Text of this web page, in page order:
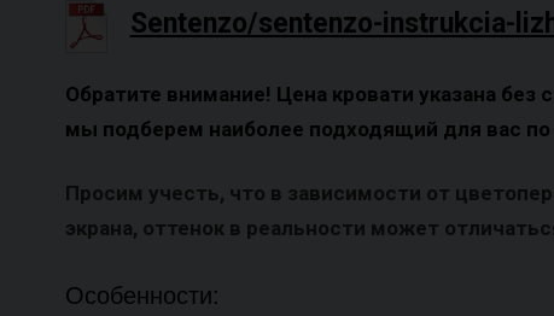
Sentenzo/sentenzo-instrukcia-
Обратите внимание! Цена кровати указана без
мы подберем наиболее подходящий для вас по
Просим учесть, что в зависимости от
экрана, оттенок в реальности может
Особенности: